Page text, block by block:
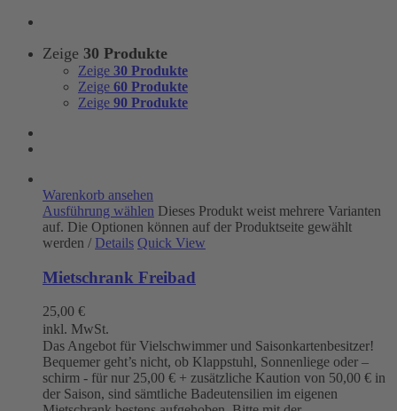
Zeige 30 Produkte
Zeige 30 Produkte
Zeige 60 Produkte
Zeige 90 Produkte
Warenkorb ansehen
Ausführung wählen Dieses Produkt weist mehrere Varianten
auf. Die Optionen können auf der Produktseite gewählt
werden / Details Quick View
Mietschrank Freibad
25,00 €
inkl. MwSt.
Das Angebot für Vielschwimmer und Saisonkartenbesitzer!
Bequemer geht’s nicht, ob Klappstuhl, Sonnenliege oder –
schirm - für nur 25,00 € + zusätzliche Kaution von 50,00 € in
der Saison, sind sämtliche Badeutensilien im eigenen